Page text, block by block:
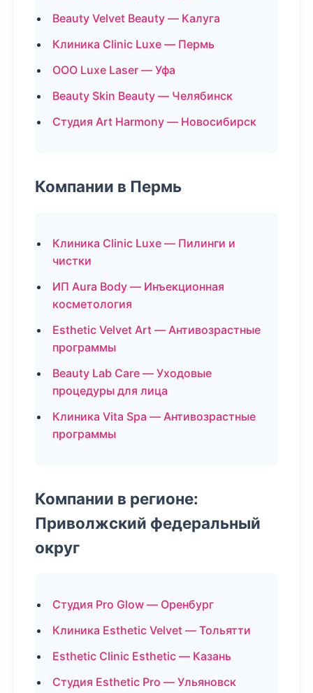
Beauty Velvet Beauty — Калуга
Клиника Clinic Luxe — Пермь
ООО Luxe Laser — Уфа
Beauty Skin Beauty — Челябинск
Студия Art Harmony — Новосибирск
Компании в Пермь
Клиника Clinic Luxe — Пилинги и
чистки
ИП Aura Body — Инъекционная
косметология
Esthetic Velvet Art — Антивозрастные
программы
Beauty Lab Care — Уходовые
процедуры для лица
Клиника Vita Spa — Антивозрастные
программы
Компании в регионе:
Приволжский федеральный
округ
Студия Pro Glow — Оренбург
Клиника Esthetic Velvet — Тольятти
Esthetic Clinic Esthetic — Казань
Студия Esthetic Pro — Ульяновск